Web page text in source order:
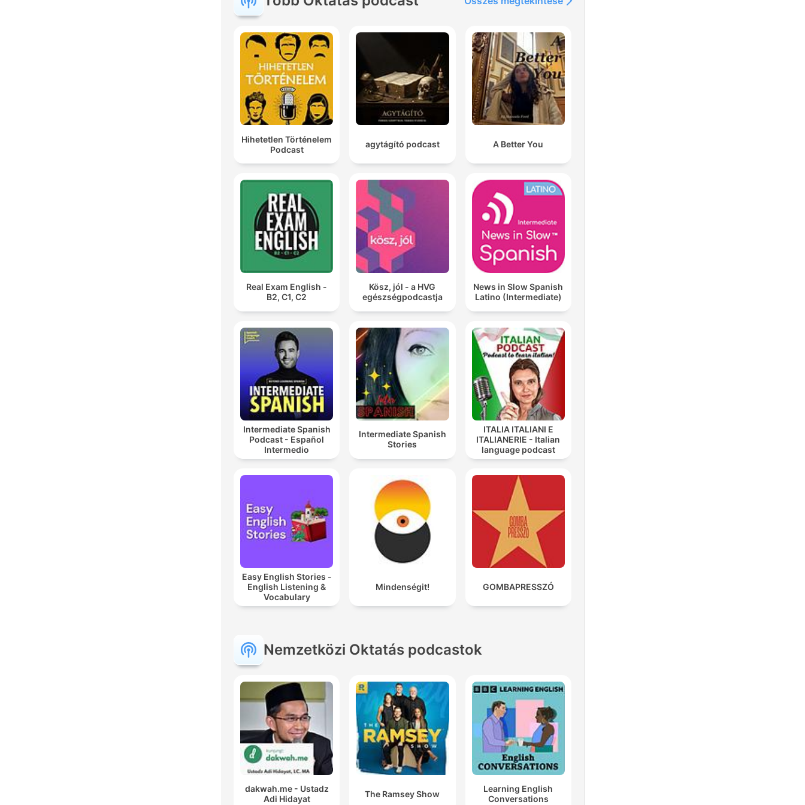
Hihetetlen Történelem
Podcast
agytágító podcast A Better You
Real Exam English -
B2, C1, C2
Kösz, jól - a HVG
egészségpodcastja
News in Slow Spanish
Latino (Intermediate)
Intermediate Spanish
Podcast - Español
Intermedio
Intermediate Spanish
Stories
ITALIA ITALIANI E
ITALIANERIE - Italian
language podcast
Easy English Stories -
English Listening &
Vocabulary
Mindenségit! GOMBAPRESSZÓ
Nemzetközi Oktatás podcastok
dakwah.me - Ustadz
Adi Hidayat
The Ramsey Show
Learning English
Conversations